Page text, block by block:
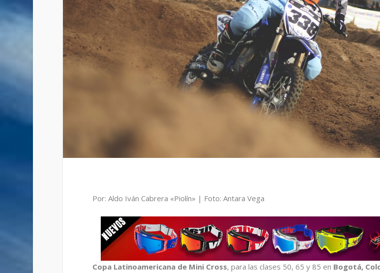
Por: Aldo Iván Cabrera «Piolín» | Foto: Antara Vega
Copa Latinoamericana de Mini Cross, para las clases 50, 65 y 85 en Bogotá,